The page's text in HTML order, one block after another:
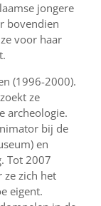
jongere
bovendien
voor haar
(1996-2000).
ze
archeologie.
bij de
en
Tot 2007
zich het
eigent.